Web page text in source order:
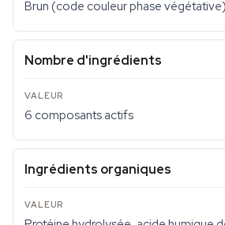
Brun (code couleur phase végétative)
Nombre d'ingrédients
6 composants actifs
Ingrédients organiques